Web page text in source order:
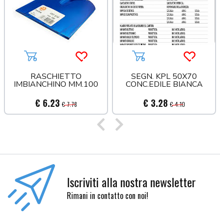
Aggiungi al carrelloAcquista più tardi
RASCHIETTO
IMBIANCHINO MM.100
€ 6.23 € 7.78
Aggiungi al carrello
SEGN. KPL 50X70
CONC.EDILE BIANCA
€ 3.28 € 4.10
Iscriviti alla nostra newsletter
Rimani in contatto con noi!